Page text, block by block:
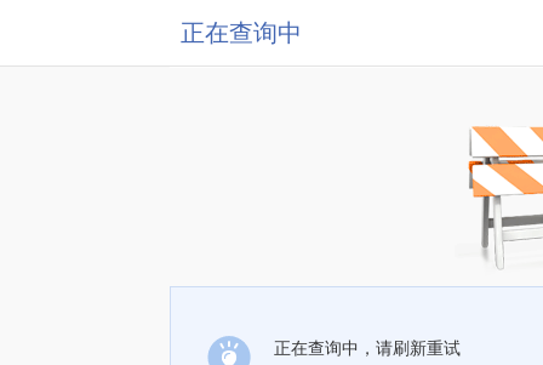
正在查询中
正在查询中，请刷新重试